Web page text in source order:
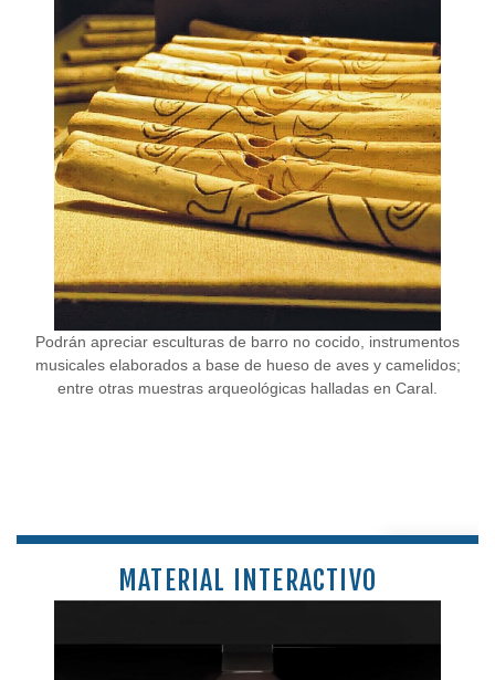
Podrán apreciar esculturas de barro no cocido, instrumentos
musicales elaborados a base de hueso de aves y camelidos;
entre otras muestras arqueológicas halladas en Caral.
MATERIAL INTERACTIVO